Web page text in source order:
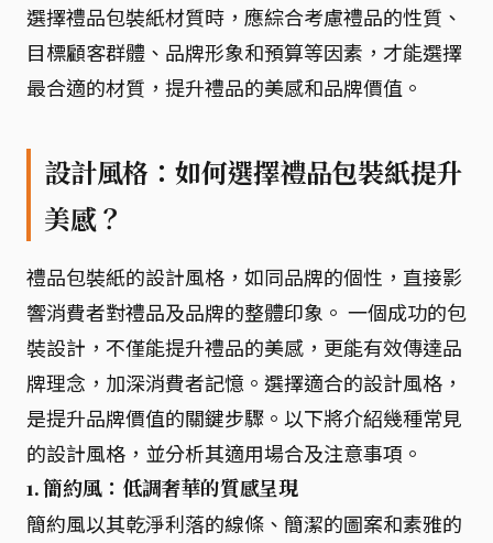
選擇禮品包裝紙材質時，應綜合考慮禮品的性質、
目標顧客群體、品牌形象和預算等因素，才能選擇
最合適的材質，提升禮品的美感和品牌價值。
設計風格：如何選擇禮品包裝紙提升
美感？
禮品包裝紙的設計風格，如同品牌的個性，直接影
響消費者對禮品及品牌的整體印象。 一個成功的包
裝設計，不僅能提升禮品的美感，更能有效傳達品
牌理念，加深消費者記憶。選擇適合的設計風格，
是提升品牌價值的關鍵步驟。以下將介紹幾種常見
的設計風格，並分析其適用場合及注意事項。
1. 簡約風：低調奢華的質感呈現
簡約風以其乾淨利落的線條、簡潔的圖案和素雅的